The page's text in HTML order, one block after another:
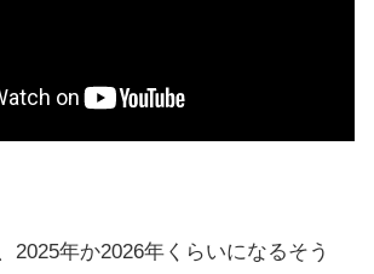
2025年か2026年くらいになるそう